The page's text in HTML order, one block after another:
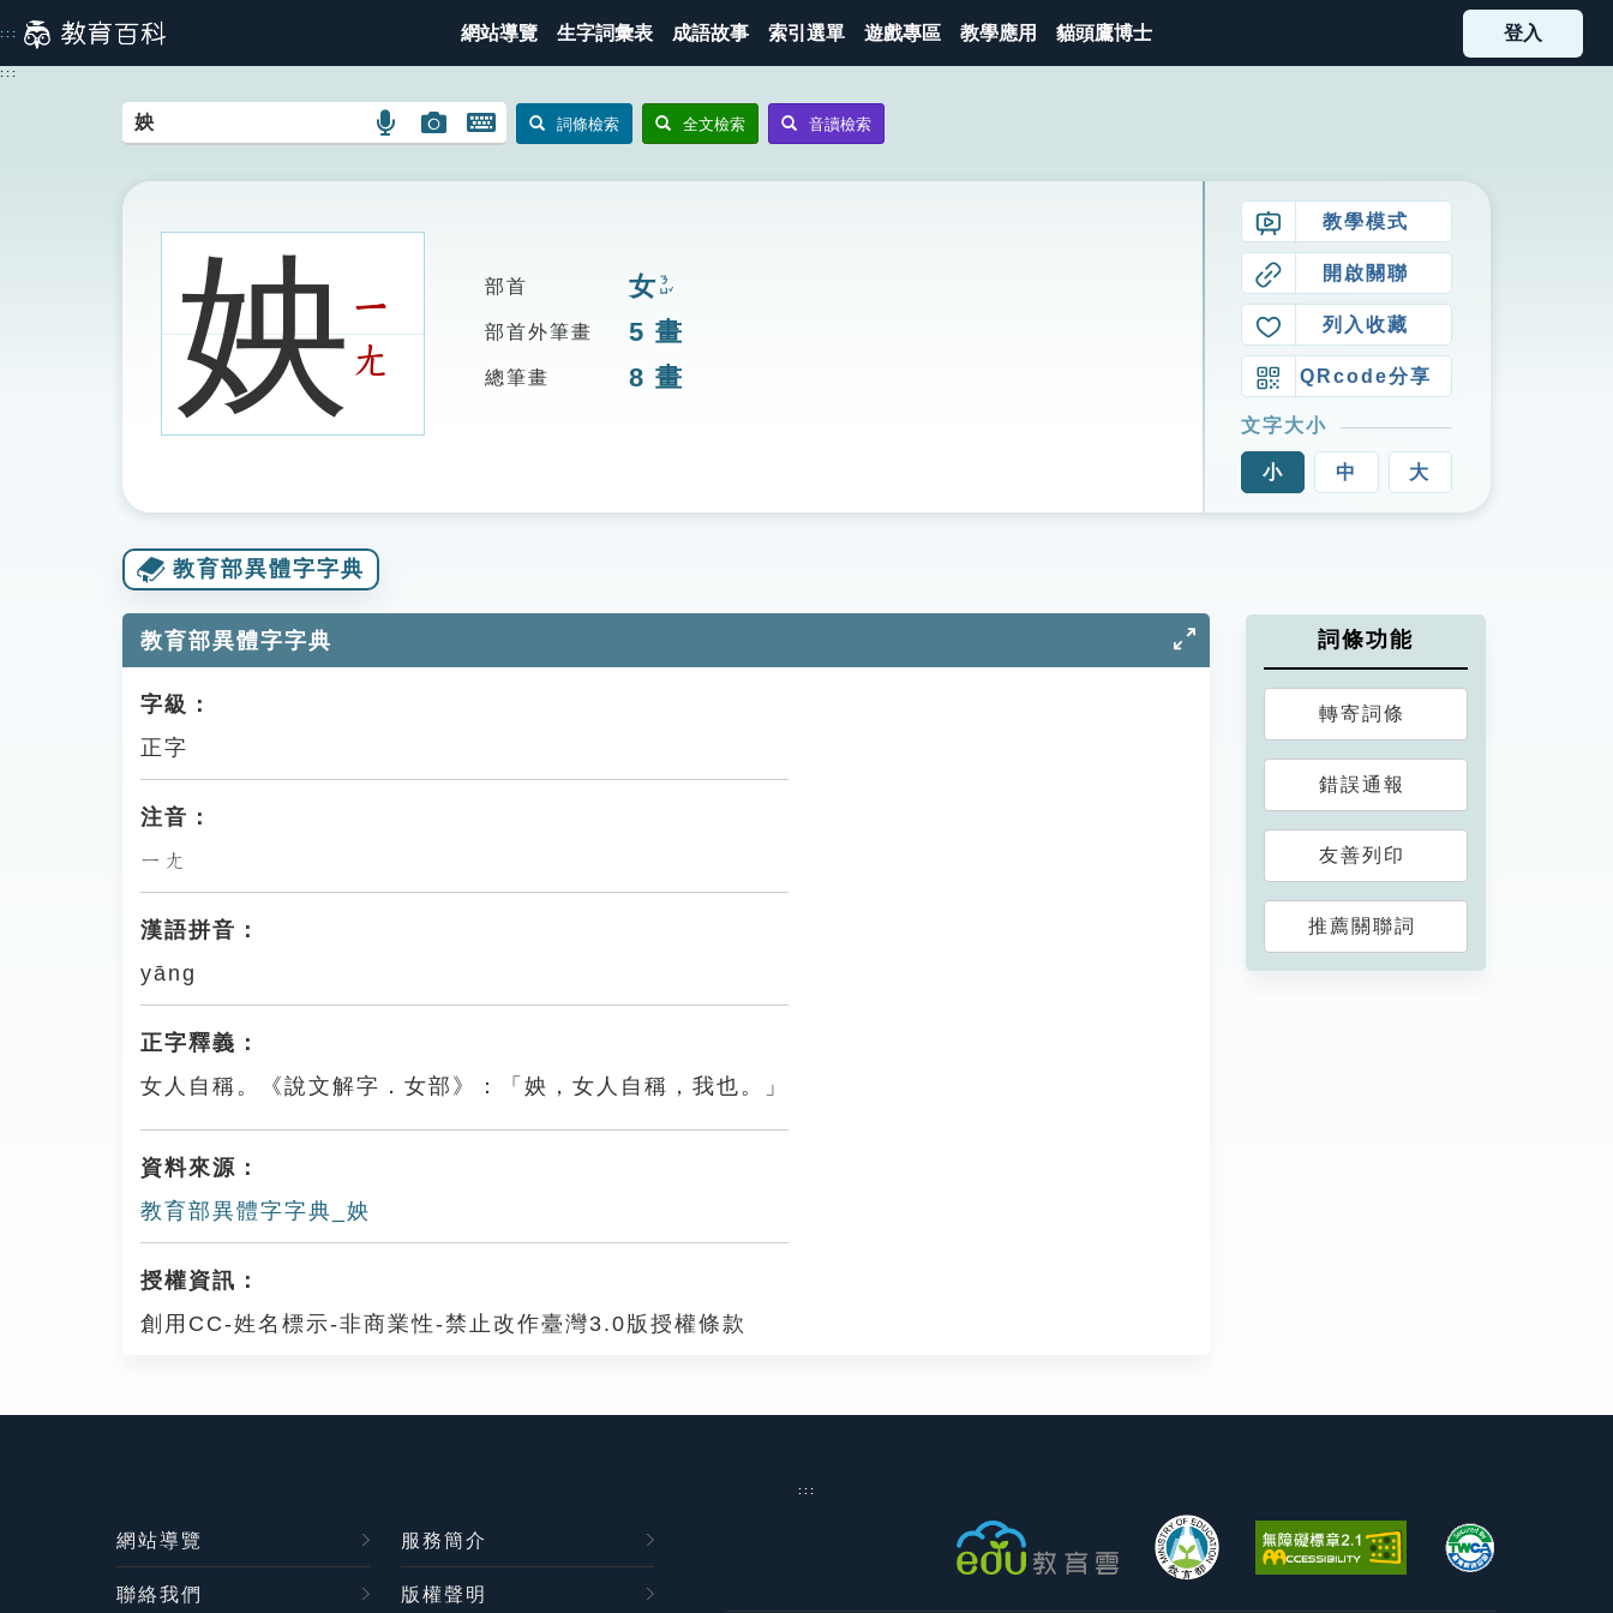
到
主
::: 網站導覽 生字詞彙表 成語故事 索引選單 遊戲專區 教學應用 貓頭鷹博士 登入
:::
語
搜
圖
圖
搜
開
鍵
詞條檢索 全文檢索 音讀檢索
姎ㄧ
ㄤ
部首 女ㄋㄩˇ
部首外筆畫 5 畫
總筆畫 8 畫
教學模式
開啟關聯
列入收藏
QRcode分享
文字大小
小 中 大
教育部異體字字典
教育部異體字字典
字級：
正字
注音：
ㄧㄤ
漢語拼音：
yāng
正字釋義：
女人自稱。《說文解字．女部》：「姎，女人自稱，我也。」
資料來源：
教育部異體字字典_姎
授權資訊：
創用CC-姓名標示-非商業性-禁止改作臺灣3.0版授權條款
詞條功能
轉寄詞條
錯誤通報
友善列印
推薦關聯詞
:::
網站導覽 服務簡介
聯絡我們 版權聲明